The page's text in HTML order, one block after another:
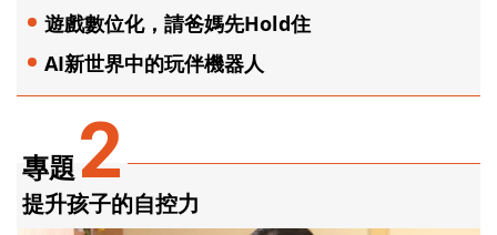
專題2
提升孩子的自控力
遊戲數位化，請爸媽先Hold住
AI新世界中的玩伴機器人